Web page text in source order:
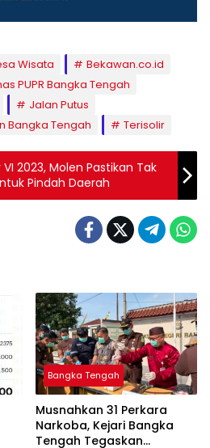
Wisata
Bekawan.co.id
PUPR Bangka Tengah
Jalan Putus
Bangka Tengah
Terisolir
2023, Molen Pastikan Tak
Pindah Daerah
Bangka Tengah
Musnahkan 31 Perkara
Narkoba, Kejari Bangka
Tengah Tegaskan